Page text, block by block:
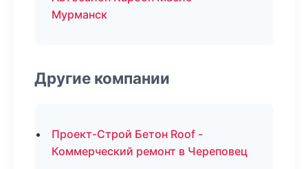
Мурманск
Другие компании
Проект-Строй Бетон Roof -
Коммерческий ремонт в Череповец